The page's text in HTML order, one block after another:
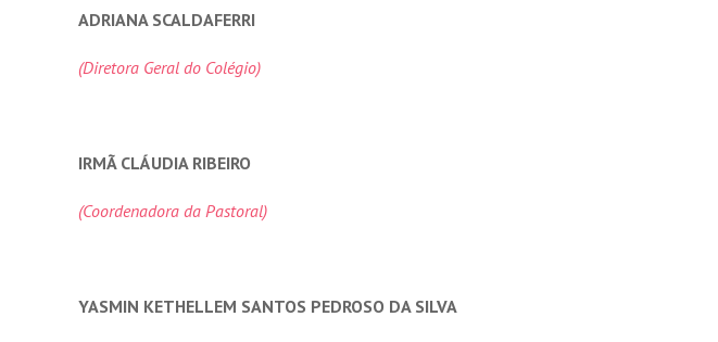
ADRIANA SCALDAFERRI
(Diretora Geral do Colégio)
IRMÃ CLÁUDIA RIBEIRO
(Coordenadora da Pastoral)
YASMIN KETHELLEM SANTOS PEDROSO DA SILVA